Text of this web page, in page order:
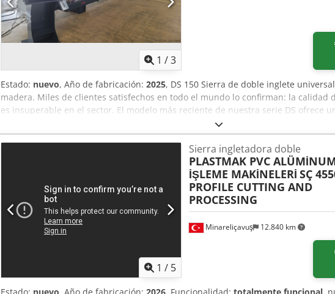
1 /3
Estado: nuevo, Año de fabricación: 2025, DS 150 Sierra de doble inglete
madera. Miles de clientes satisfechos en todo el mundo lo confirman: la calidad
es insuperable en el sector. El modelo más reciente de nuestra serie DS ofrece
corte manteniendo la misma calidad y precisión. • Máquina en stock; venta
disponibilidad Cjdpfx Ajxta Sqeiksha • Profundidad de corte de 190 mm en la
550 mm • Ángulos intermedios fijables de forma continua • Basculación
sierra hidroneumático regulable de forma continua • Bancada de máquina
de giro de ambos cabezales: 45° hacia adentro, 90°, 135° hacia afuera • Mesa de
rectificadas de precisión • Sistema de medición de posición directa (sensor
variantes • Accionamientos y controles JETTER • Panel táctil industrial de 15
1 / 5
Minareliçavuş 12.840 km
Sierra ingletadora doble
PLASTMAK PVC
İŞLEME MAKİNELERİ SÇ
PROFILE CUTTING AND
PROCESSING
Estado: nuevo , Año de fabricación: 2026 , Funcionalidad: totalmente funcional ,